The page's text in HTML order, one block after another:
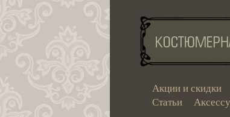
Акции и скидки
Статьи